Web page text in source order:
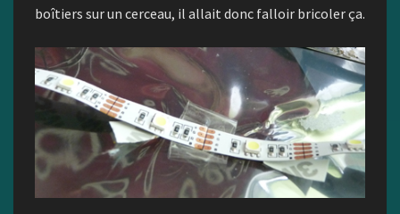
boîtiers sur un cerceau, il allait donc falloir bricoler ça.